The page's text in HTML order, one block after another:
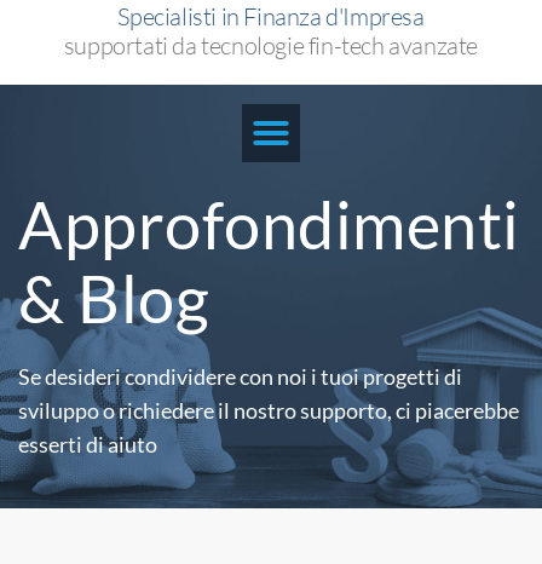
Specialisti in Finanza d'Impresa
supportati da tecnologie fin-tech avanzate
Approfondimenti
& Blog
Se desideri condividere con noi i tuoi progetti di
sviluppo o richiedere il nostro supporto,ci piacerebbe
esserti di aiuto